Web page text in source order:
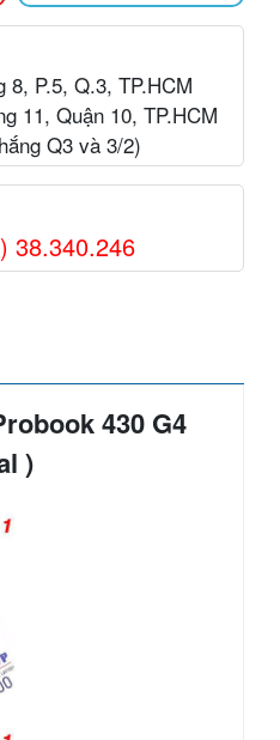
8, P.5, Q.3, TP.HCM
11, Quận 10, TP.HCM
Q3 và 3/2)
38.340.246
430 G4
)